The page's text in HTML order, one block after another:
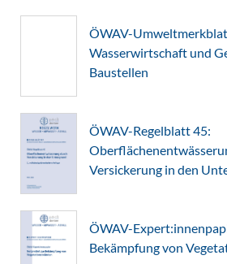
ÖWAV-
Wasserwirtschaft und
Baustellen
ÖWAV-Regelblatt 45:
Versickerung in den
ÖWAV-
Bekämpfung von